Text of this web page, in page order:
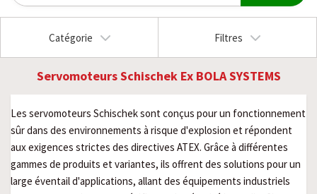
Catégorie Filtres
Servomoteurs Schischek Ex BOLA SYSTEMS
Les servomoteurs Schischek sont conçus pour un fonctionnement
sûr dans des environnements à risque d'explosion et répondent
aux exigences strictes des directives ATEX. Grâce à différentes
gammes de produits et variantes, ils offrent des solutions pour un
large éventail d'applications, allant des équipements industriels